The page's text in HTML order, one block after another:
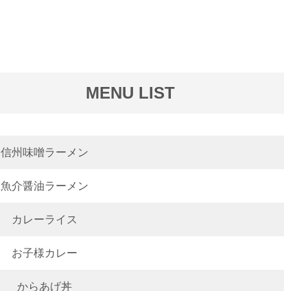
MENU LIST
信州味噌ラーメン
魚介醤油ラーメン
カレーライス
お子様カレー
からあげ丼